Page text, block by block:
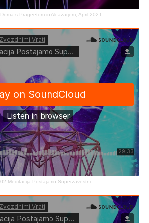
Doma s Prageetom in Alcazarjem, April 2020
02 Meditacija Postajamo Superzavestni